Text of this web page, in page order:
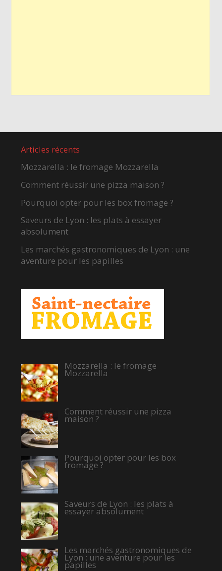
Articles récents
Mozzarella : le fromage Mozzarella
Comment réussir une pizza maison ?
Pourquoi opter pour les box fromage ?
Saveurs de Lyon : les plats à essayer
absolument
Les marchés gastronomiques de Lyon : une
aventure pour les papilles
Mozzarella : le fromage
Mozzarella
Comment réussir une pizza
maison ?
Pourquoi opter pour les box
fromage ?
Saveurs de Lyon : les plats à
essayer absolument
Les marchés gastronomiques de
Lyon : une aventure pour les
papilles